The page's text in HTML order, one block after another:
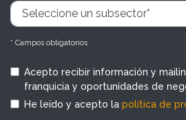
* Campos obligatorios
Acepto recibir información y
franquicia y oportunidades de
He leído y acepto la política de